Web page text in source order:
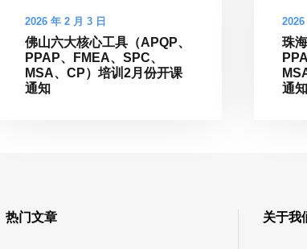
2026 年 2 月 3 日
佛山六大核心工具（APQP、
PPAP、FMEA、SPC、
MSA、CP）培训2月份开课
通知
2026
珠
通知
热门文章 关于我